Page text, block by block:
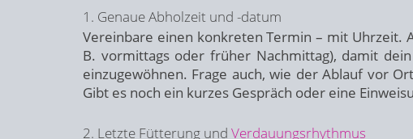
1. Genaue Abholzeit und -datum
Vereinbare einen konkreten Termin – mit Uhrzeit.
B. vormittags oder früher Nachmittag), damit
einzugewöhnen. Frage auch, wie der Ablauf vor
Gibt es noch ein kurzes Gespräch oder eine
2. Letzte Fütterung und Verdauungsrhythmus